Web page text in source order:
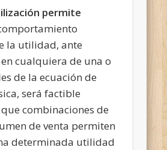
permite
la utilidad, ante
cualquiera de una o
de la ecuación de
será factible
combinaciones de
de venta permiten
determinada utilidad